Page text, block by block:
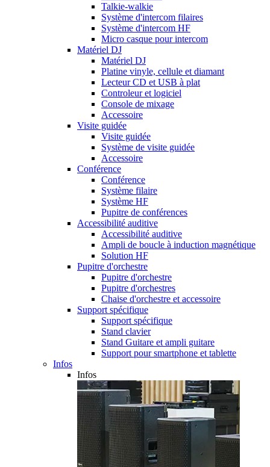
Talkie-walkie
Système d'intercom filaires
Système d'intercom HF
Micro casque pour intercom
Matériel DJ
Matériel DJ
Platine vinyle, cellule et diamant
Lecteur CD et USB à plat
Controleur et logiciel
Console de mixage
Accessoire
Visite guidée
Visite guidée
Système de visite guidée
Accessoire
Conférence
Conférence
Système filaire
Système HF
Pupitre de conférences
Accessibilité auditive
Accessibilité auditive
Ampli de boucle à induction magnétique
Solution HF
Pupitre d'orchestre
Pupitre d'orchestre
Pupitre d'orchestres
Chaise d'orchestre et accessoire
Support spécifique
Support spécifique
Stand clavier
Stand Guitare et ampli guitare
Support pour smartphone et tablette
Infos
Infos